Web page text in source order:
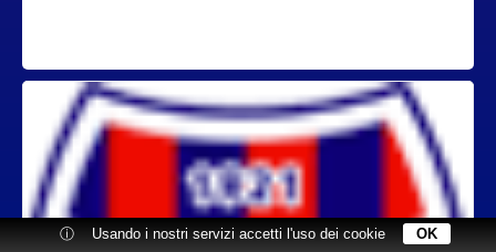
ⓘ Usando i nostri servizi accetti l'uso dei cookie OK